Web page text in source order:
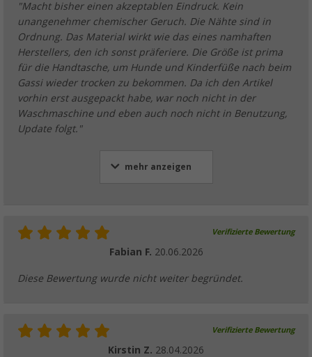
Berger Travel Washbag Kulturbeutel
(1)
14,99€UVP 19,99 €
(7)
"Macht bisher einen akzeptablen Eindruck. Kein
unangenehmer chemischer Geruch. Die Nähte sind in
Ordnung. Das Material wirkt wie das eines namhaften
Herstellers, den ich sonst präferiere. Die Größe ist prima
für die Handtasche, um Hunde und Kinderfüße nach beim
Gassi wieder trocken zu bekommen. Da ich den Artikel
vorhin erst ausgepackt habe, war noch nicht in der
Waschmaschine und eben auch noch nicht in Benutzung,
Update folgt."
mehr anzeigen
Verifizierte Bewertung
Fabian F. 20.06.2026
Diese Bewertung wurde nicht weiter begründet.
Verifizierte Bewertung
Kirstin Z. 28.04.2026